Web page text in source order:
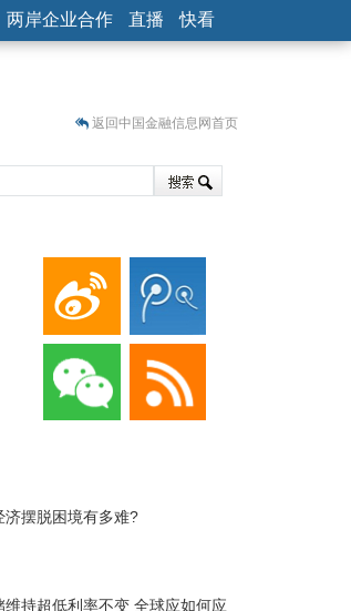
两岸企业合作 直播 快看
返回中国金融信息网首页
济摆脱困境有多难?
维持超低利率不变 全球应如何应